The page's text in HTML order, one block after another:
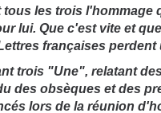
les trois l'hommage
lui. Que c'est vite et
françaises
trois "Une", relatant
des obsèques et des
lors de la réunion